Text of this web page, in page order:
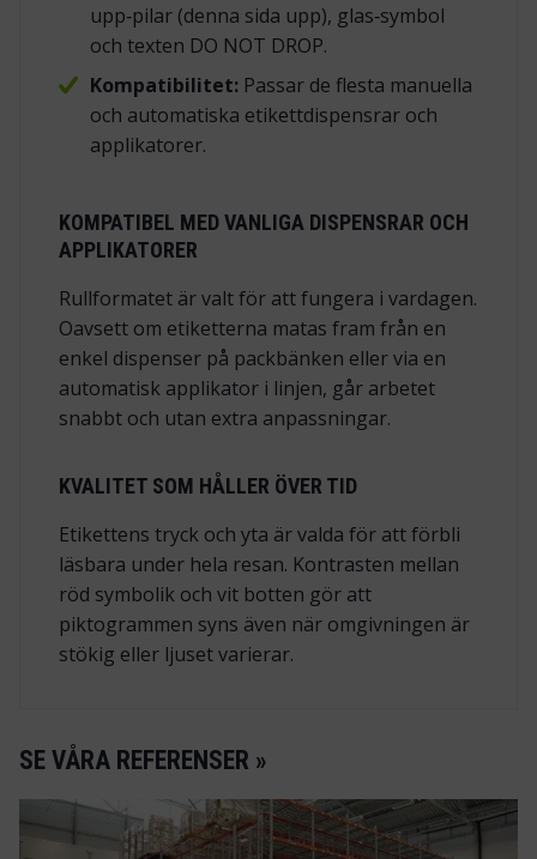
upp‑pilar (denna sida upp), glas‑symbol
och texten DO NOT DROP.
Kompatibilitet:Passar de flesta manuella
och automatiska etikettdispensrar och
applikatorer.
KOMPATIBEL MED VANLIGA DISPENSRAR OCH
APPLIKATORER
Rullformatet är valt för att fungera i vardagen.
Oavsett om etiketterna matas fram från en
enkel dispenser på packbänken eller via en
automatisk applikator i linjen, går arbetet
snabbt och utan extra anpassningar.
KVALITET SOM HÅLLER ÖVER TID
Etikettens tryck och yta är valda för att förbli
läsbara under hela resan. Kontrasten mellan
röd symbolik och vit botten gör att
piktogrammen syns även när omgivningen är
stökig eller ljuset varierar.
SE VÅRA REFERENSER »